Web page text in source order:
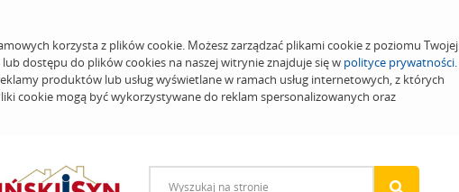
korzysta z plików cookie. Możesz zarządzać plikami cookie z poziomu Twojej
dostępu do plików cookies na naszej witrynie znajduje się w polityce prywatności.
produktów lub usług wyświetlane w ramach usług internetowych, z których
cookie mogą być wykorzystywane do reklam spersonalizowanych oraz